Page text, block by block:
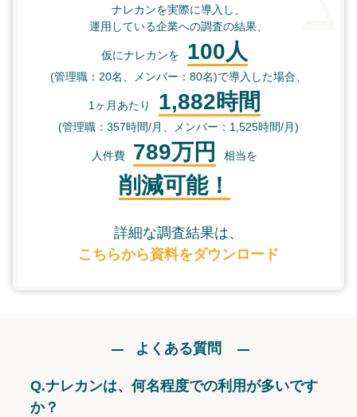
ナレカンを実際に導入し、
運用している企業への調査の結果、
仮にナレカンを 100人
(管理職：20名、メンバー：80名)で導入した場合、
1ヶ月あたり 1,882時間
(管理職：357時間/月、メンバー：1,525時間/月)
人件費 789万円 相当を
削減可能！
詳細な調査結果は、
こちらから資料をダウンロード
よくある質問
Q.ナレカンは、何名程度での利用が多いです
か？